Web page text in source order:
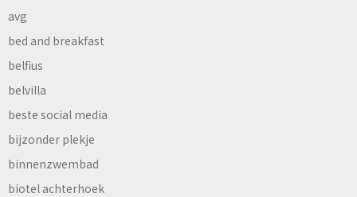
avg
bed and breakfast
belfius
belvilla
beste social media
bijzonder plekje
binnenzwembad
biotel achterhoek